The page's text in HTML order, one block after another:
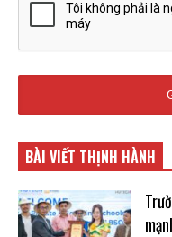
BÀI VIẾT THỊNH HÀNH